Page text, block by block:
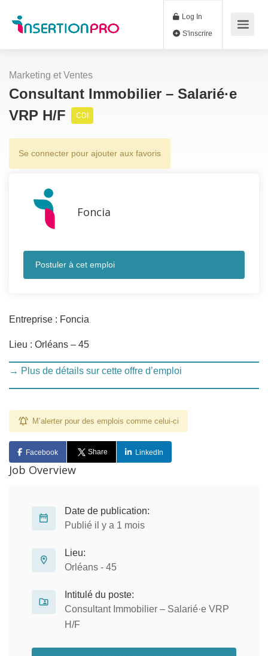
Log In
Marketing et Ventes
Consultant Immobilier – Salarié·e
VRP H/F
CDI
Se connecter pour ajouter aux favoris
Foncia
Postuler à cet emploi
Entreprise : Foncia
Lieu : Orléans – 45
→ Plus de détails sur cette offre d’emploi
M’alerter pour des emplois comme celui-ci
Facebook Share LinkedIn
Job Overview
Date de publication:
Publié il y a 1 mois
Lieu:
Orléans - 45
Intitulé du poste:
Consultant Immobilier – Salarié·e VRP
H/F